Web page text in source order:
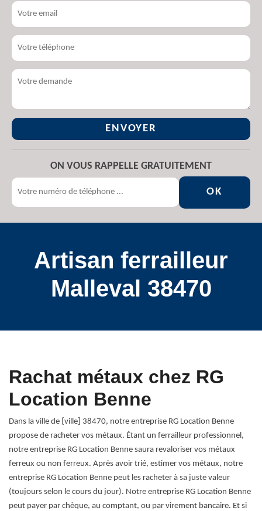
ON VOUS RAPPELLE GRATUITEMENT
Artisan ferrailleur
Malleval 38470
Rachat métaux chez RG
Location Benne
Dans la ville de {ville] 38470, notre entreprise RG Location Benne
propose de racheter vos métaux. Étant un ferrailleur professionnel,
notre entreprise RG Location Benne saura revaloriser vos métaux
ferreux ou non ferreux. Après avoir trié, estimer vos métaux, notre
entreprise RG Location Benne peut les racheter à sa juste valeur
(toujours selon le cours du jour). Notre entreprise RG Location Benne
peut payer par chèque, au comptant, ou par virement bancaire. Et si